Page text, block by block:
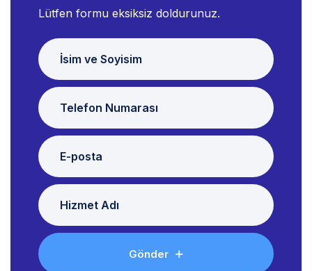
Lütfen formu eksiksiz doldurunuz.
Gönder